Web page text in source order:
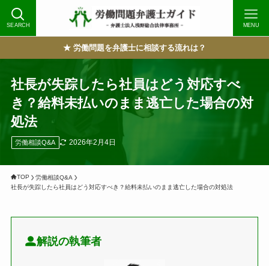
SEARCH MENU
★ 労働問題を弁護士に相談する流れは？
社長が失踪したら社員はどう対応すべ
き？給料未払いのまま逃亡した場合の対
処法
労働相談Q&A 2026年2月4日
TOP
労働相談Q&A
社長が失踪したら社員はどう対応すべき？給料未払いのまま逃亡した場合の対処法
解説の執筆者